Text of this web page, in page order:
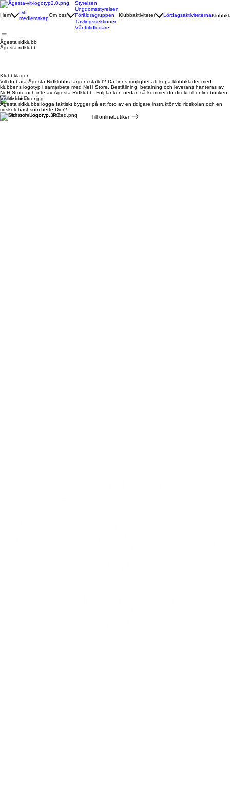
Hem
Ditt
medlemskapOm oss
Styrelsen
Ungdomsstyrelsen
Föräldragruppen
Tävlingssektionen
Vår fritidledare
Klubbaktiviteter Lördagsaktiviteterna
Ågesta ridklubb
Ågesta ridklubb
Klubbkläder
Vill du bära Ågesta Ridklubbs färger i stallet? Då finns möjlighet att köpa klubbkläder med
klubbens logotyp i samarbete med NeH Store. Beställning, betalning och leverans hanteras av
NeH Store och inte av Ågesta Ridklubb. Följ länken nedan så kommer du direkt till onlinebutiken.
Visste du att ...
Ågesta ridklubbs logga faktiskt bygger på ett foto av en tidigare instruktör vid ridskolan och en
ridskolehäst som hette Dior?
Till onlinebutiken